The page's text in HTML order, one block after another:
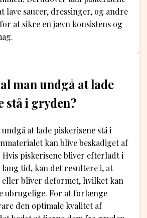
lave saucer, dressinger, og andre
at sikre en jævn konsistens og
man undgå at lade
stå i gryden?
at lade piskerisene stå i
kan blive beskadiget af
Hvis piskerisene bliver efterladt i
tid, kan det resultere i, at
bliver deformet, hvilket kan
ubrugelige. For at forlænge
den optimale kvalitet af